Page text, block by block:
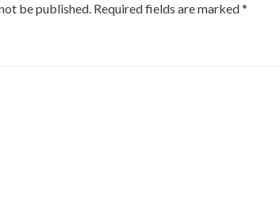
be published. Required fields are marked*